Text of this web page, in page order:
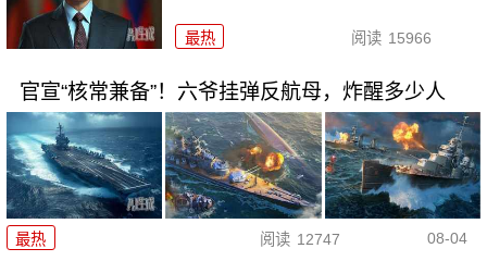
最热 阅读 15966
官宣“核常兼备”！六爷挂弹反航母，炸醒多少人
最热 阅读 12747 08-04